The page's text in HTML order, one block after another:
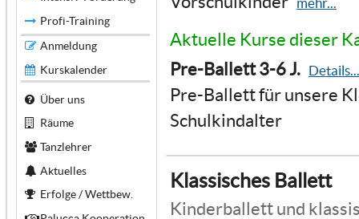
Profi-Training
Anmeldung
Kurskalender
Über uns
Räume
Tanzlehrer
Aktuelles
Erfolge / Wettbew.
mehr...
Aktuelle Kurse dieser
Pre-Ballett 3-6 J. Details...
Pre-Ballett für unsere
Schulkindalter
Klassisches Ballett
Kinderballett und